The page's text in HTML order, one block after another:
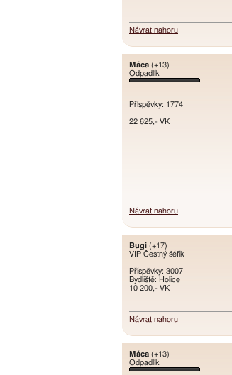
Návrat nahoru
Máca (+13)
Odpadlík
Příspěvky: 1774
22 625,- VK
Návrat nahoru
Bugi (+17)
VIP Čestný šéfík
Příspěvky: 3007
Bydliště: Holice
10 200,- VK
Návrat nahoru
Máca (+13)
Odpadlík